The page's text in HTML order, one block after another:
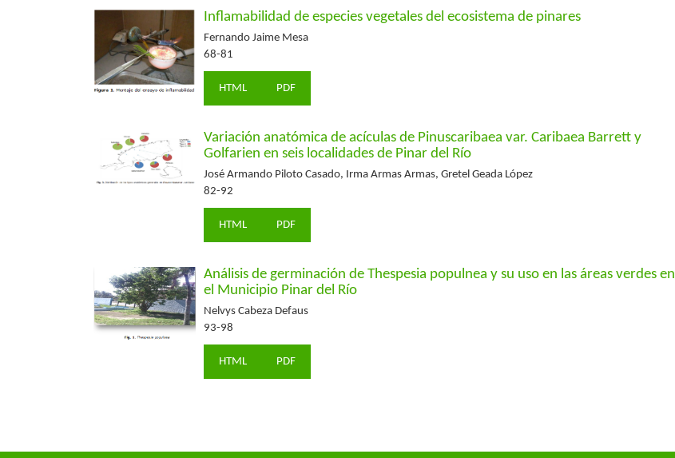
Inflamabilidad de especies vegetales del ecosistema de pinares
Fernando Jaime Mesa
68-81
HTML PDF
Variación anatómica de acículas de Pinuscaribaea var. Caribaea Barrett y
Golfarien en seis localidades de Pinar del Río
José Armando Piloto Casado, Irma Armas Armas, Gretel Geada López
82-92
HTML PDF
Análisis de germinación de Thespesia populnea y su uso en las áreas verdes en
el Municipio Pinar del Río
Nelvys Cabeza Defaus
93-98
HTML PDF